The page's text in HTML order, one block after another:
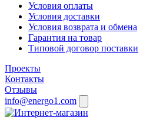
Условия оплаты
Условия доставки
Условия возврата и обмена
Гарантия на товар
Типовой договор поставки
Проекты
Контакты
Отзывы
info@energo1.com